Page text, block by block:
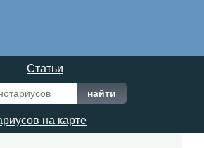
Статьи
на карте